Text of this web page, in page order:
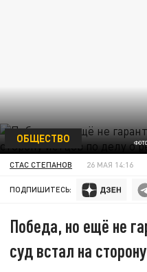
ОБЩЕСТВО
СТАС СТЕПАНОВ 26 МАЯ 14:16
ПОДПИШИТЕСЬ:
Победа, но ещё не
суд встал на